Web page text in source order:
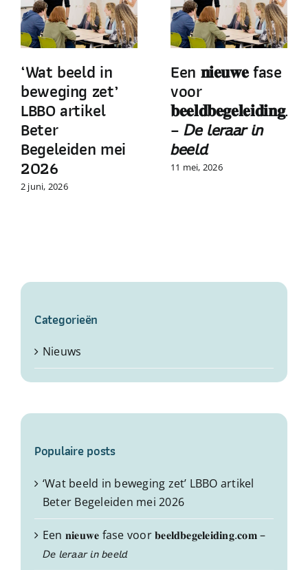
‘Wat beeld in
beweging zet’
LBBO artikel
Beter
Begeleiden mei
2026
2 juni, 2026
Een 𝐧𝐢𝐞𝐮𝐰𝐞 fase
voor
– 𝘋𝘦 𝘭𝘦𝘳𝘢𝘢𝘳 𝘪𝘯
𝘣𝘦𝘦𝘭𝘥
11 mei, 2026
Categorieën
Nieuws
Populaire posts
‘Wat beeld in beweging zet’ LBBO artikel
Beter Begeleiden mei 2026
Een 𝐧𝐢𝐞𝐮𝐰𝐞 fase voor 𝐛𝐞𝐞𝐥𝐝𝐛𝐞𝐠𝐞𝐥𝐞𝐢𝐝𝐢𝐧𝐠.𝐜𝐨𝐦 –
𝘋𝘦 𝘭𝘦𝘳𝘢𝘢𝘳 𝘪𝘯 𝘣𝘦𝘦𝘭𝘥